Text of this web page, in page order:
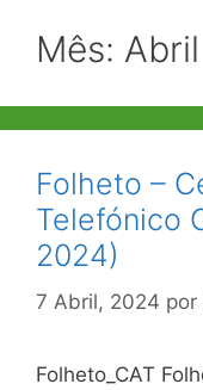
Mês:
Folheto –
Telefónico
2024)
7 Abril, 2024 por
Folheto_CAT